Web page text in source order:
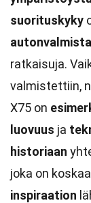
suorituskyky
ratkaisuja.
valmistettiin,
X75 on
luovuus ja
historiaan
joka on
inspiraation